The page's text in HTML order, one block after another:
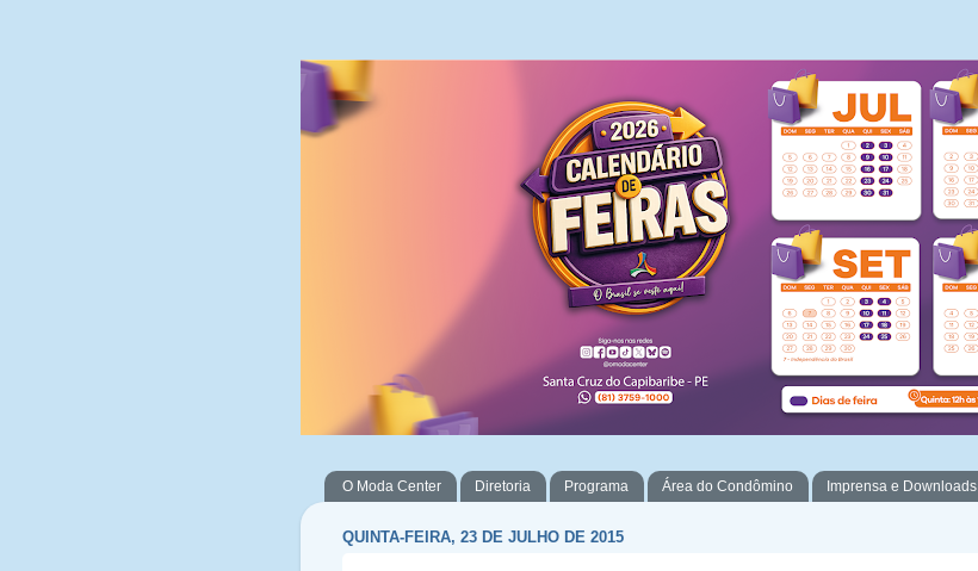
O Moda Center Diretoria Programa Área do Condômino Imprensa e Downloads
QUINTA-FEIRA, 23 DE JULHO DE 2015